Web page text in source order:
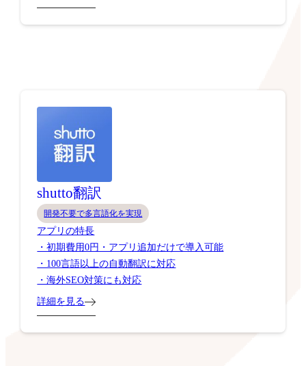
shutto翻訳
開発不要で多言語化を実現
アプリの特長
・初期費用0円・アプリ追加だけで導入可能
・100言語以上の自動翻訳に対応
・海外SEO対策にも対応
詳細を見る